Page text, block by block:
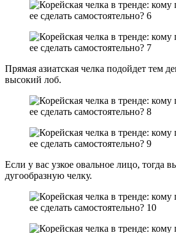
Прямая азиатская челка подойдет тем
высокий лоб.
Если у вас узкое овальное лицо, тогда
дугообразную челку.